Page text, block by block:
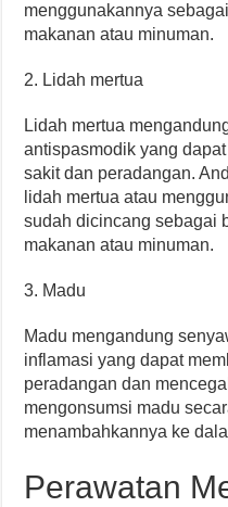
menggunakannya
makanan atau minuman.
2. Lidah mertua
Lidah mertua
antispasmodik yang
sakit dan peradangan.
lidah mertua atau
sudah dicincang sebagai
makanan atau minuman.
3. Madu
Madu mengandung
inflamasi yang dapat
peradangan dan
mengonsumsi madu
menambahkannya ke
Perawatan